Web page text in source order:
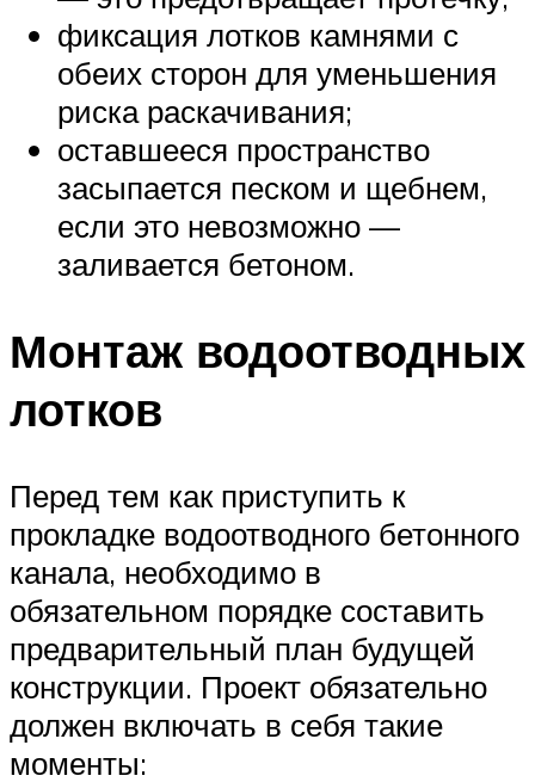
фиксация лотков камнями с
обеих сторон для уменьшения
риска раскачивания;
оставшееся пространство
засыпается песком и щебнем,
если это невозможно —
заливается бетоном.
Монтаж водоотводных
лотков
Перед тем как приступить к
прокладке водоотводного бетонного
канала, необходимо в
обязательном порядке составить
предварительный план будущей
конструкции. Проект обязательно
должен включать в себя такие
моменты: